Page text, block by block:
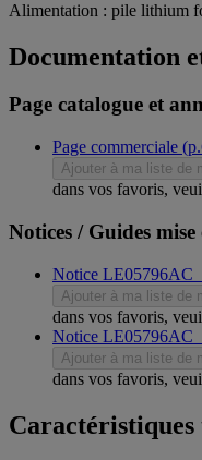
Alimentation : pile lithium
Documentation
Page catalogue et
Page commerciale
Ajouter à ma liste de
dans vos favoris,
Notices / Guides mise
Notice
Ajouter à ma liste de
dans vos favoris,
Notice
Ajouter à ma liste de
dans vos favoris,
Caractéristiques